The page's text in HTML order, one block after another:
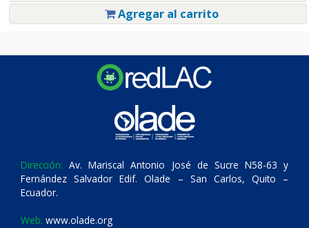
Agregar al carrito
Dirección: Av. Mariscal Antonio José de Sucre N58-63 y
Fernández Salvador Edif. Olade – San Carlos, Quito –
Ecuador.
Web: www.olade.org